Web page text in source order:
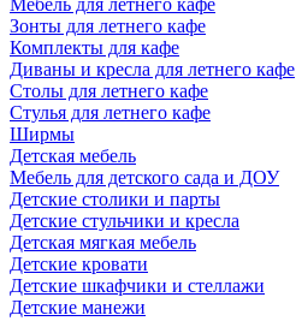
Мебель для летнего кафе
Зонты для летнего кафе
Комплекты для кафе
Диваны и кресла для летнего кафе
Столы для летнего кафе
Стулья для летнего кафе
Ширмы
Детская мебель
Мебель для детского сада и ДОУ
Детские столики и парты
Детские стульчики и кресла
Детская мягкая мебель
Детские кровати
Детские шкафчики и стеллажи
Детские манежи